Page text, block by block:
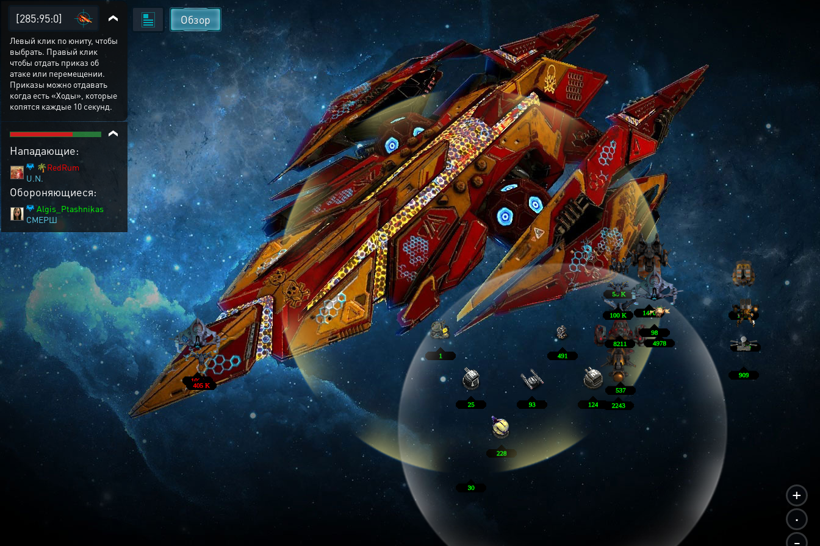
+
.
-
Обзор
[285:95:0]
Левый клик по юниту, чтобы
выбрать. Правый клик
чтобы отдать приказ об
атаке или перемещении.
Приказы можно отдавать
когда есть «Ходы», которые
копятся каждые 10 секунд.
Нападающие:
🌴RedRum
U.N.
Обороняющиеся:
Algis_Ptashnikas
СМЕРШ